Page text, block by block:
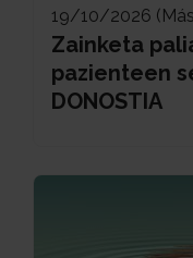
19/10/2026
Zainketa
pazienteen
DONOSTIA